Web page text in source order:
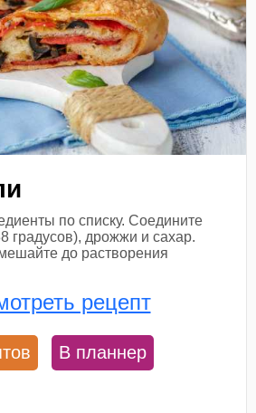
по списку. Соедините
градусов), дрожжи и сахар.
до растворения
рецепт
В планнер